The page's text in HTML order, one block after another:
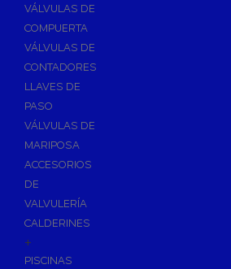
VÁLVULAS DE
COMPUERTA
VÁLVULAS DE
CONTADORES
LLAVES DE
PASO
VÁLVULAS DE
MARIPOSA
ACCESORIOS
DE
VALVULERÍA
CALDERINES
+
PISCINAS